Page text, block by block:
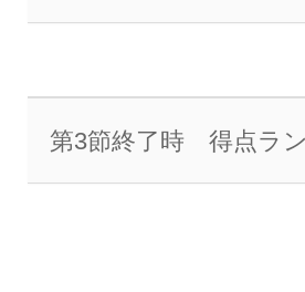
第3節終了時 得点ラ